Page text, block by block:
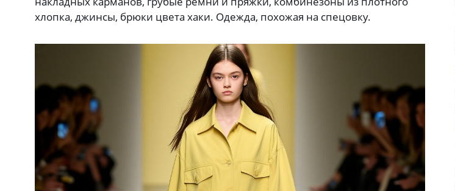
хлопка, джинсы, брюки цвета хаки. Одежда, похожая на спецовку.